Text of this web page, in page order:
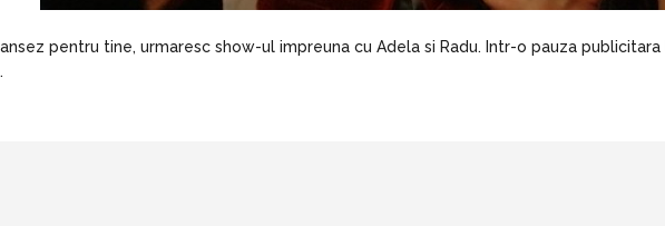
pentru tine, urmaresc show-ul impreuna cu Adela si Radu. Intr-o pauza